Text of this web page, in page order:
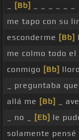
[Bb]
me tapo con su
esconderme [Bb]
me colmo todo el
conmigo [Bb]
_ preguntaba
allá me [Bb]
_
_ no _
[Eb] le
solamente pensé